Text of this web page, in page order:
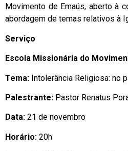
Movimento de Emaús, aberto à
abordagem de temas relativos à
Serviço
Escola Missionária do
Tema: Intolerância Religiosa: no
Palestrante: Pastor Renatus
Data: 21 de novembro
Horário: 20h